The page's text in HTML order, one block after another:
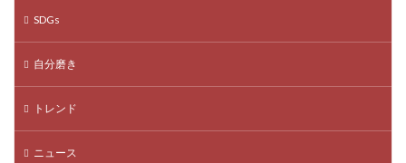
SDGs
自分磨き
トレンド
ニュース